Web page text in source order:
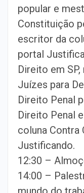
popular e
Constituição
escritor da
portal
Direito em
Juízes para
Direito Penal
Direito Penal
coluna
Justificando.
12:30 –
14:00 –